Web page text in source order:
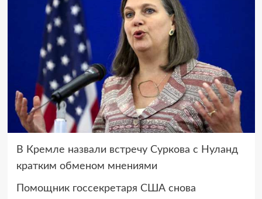
В Кремле назвали встречу Суркова с Нуланд
кратким обменом мнениями
Помощник госсекретаря США снова